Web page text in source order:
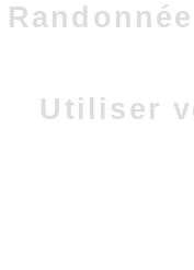
Utiliser